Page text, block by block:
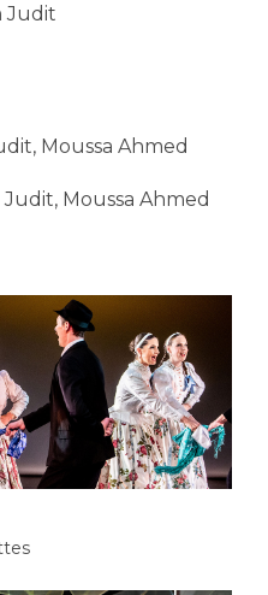
Judit
Moussa Ahmed
Moussa Ahmed